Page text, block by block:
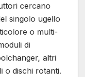
cercano
singolo ugello
o multi-
di
altri
o dischi rotanti.